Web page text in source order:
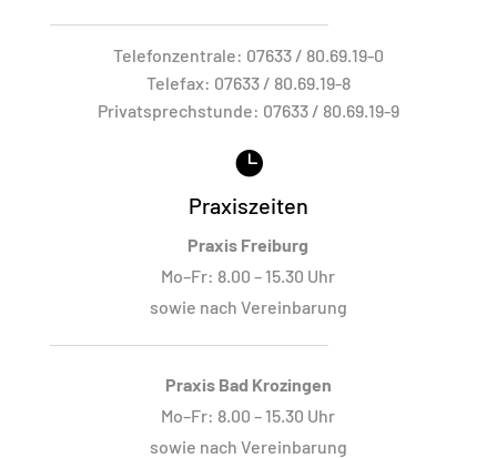
Telefonzentrale: 07633 / 80.69.19-0
Telefax: 07633 / 80.69.19-8
Privatsprechstunde: 07633 / 80.69.19-9

Praxiszeiten
Praxis Freiburg
Mo–Fr: 8.00 – 15.30 Uhr
sowie nach Vereinbarung
Praxis Bad Krozingen
Mo–Fr: 8.00 – 15.30 Uhr
sowie nach Vereinbarung